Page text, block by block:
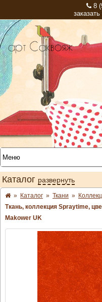
8
Каталог развернуть
» Каталог » Ткани »
Ткань, коллекция Spraytime,
Makower UK